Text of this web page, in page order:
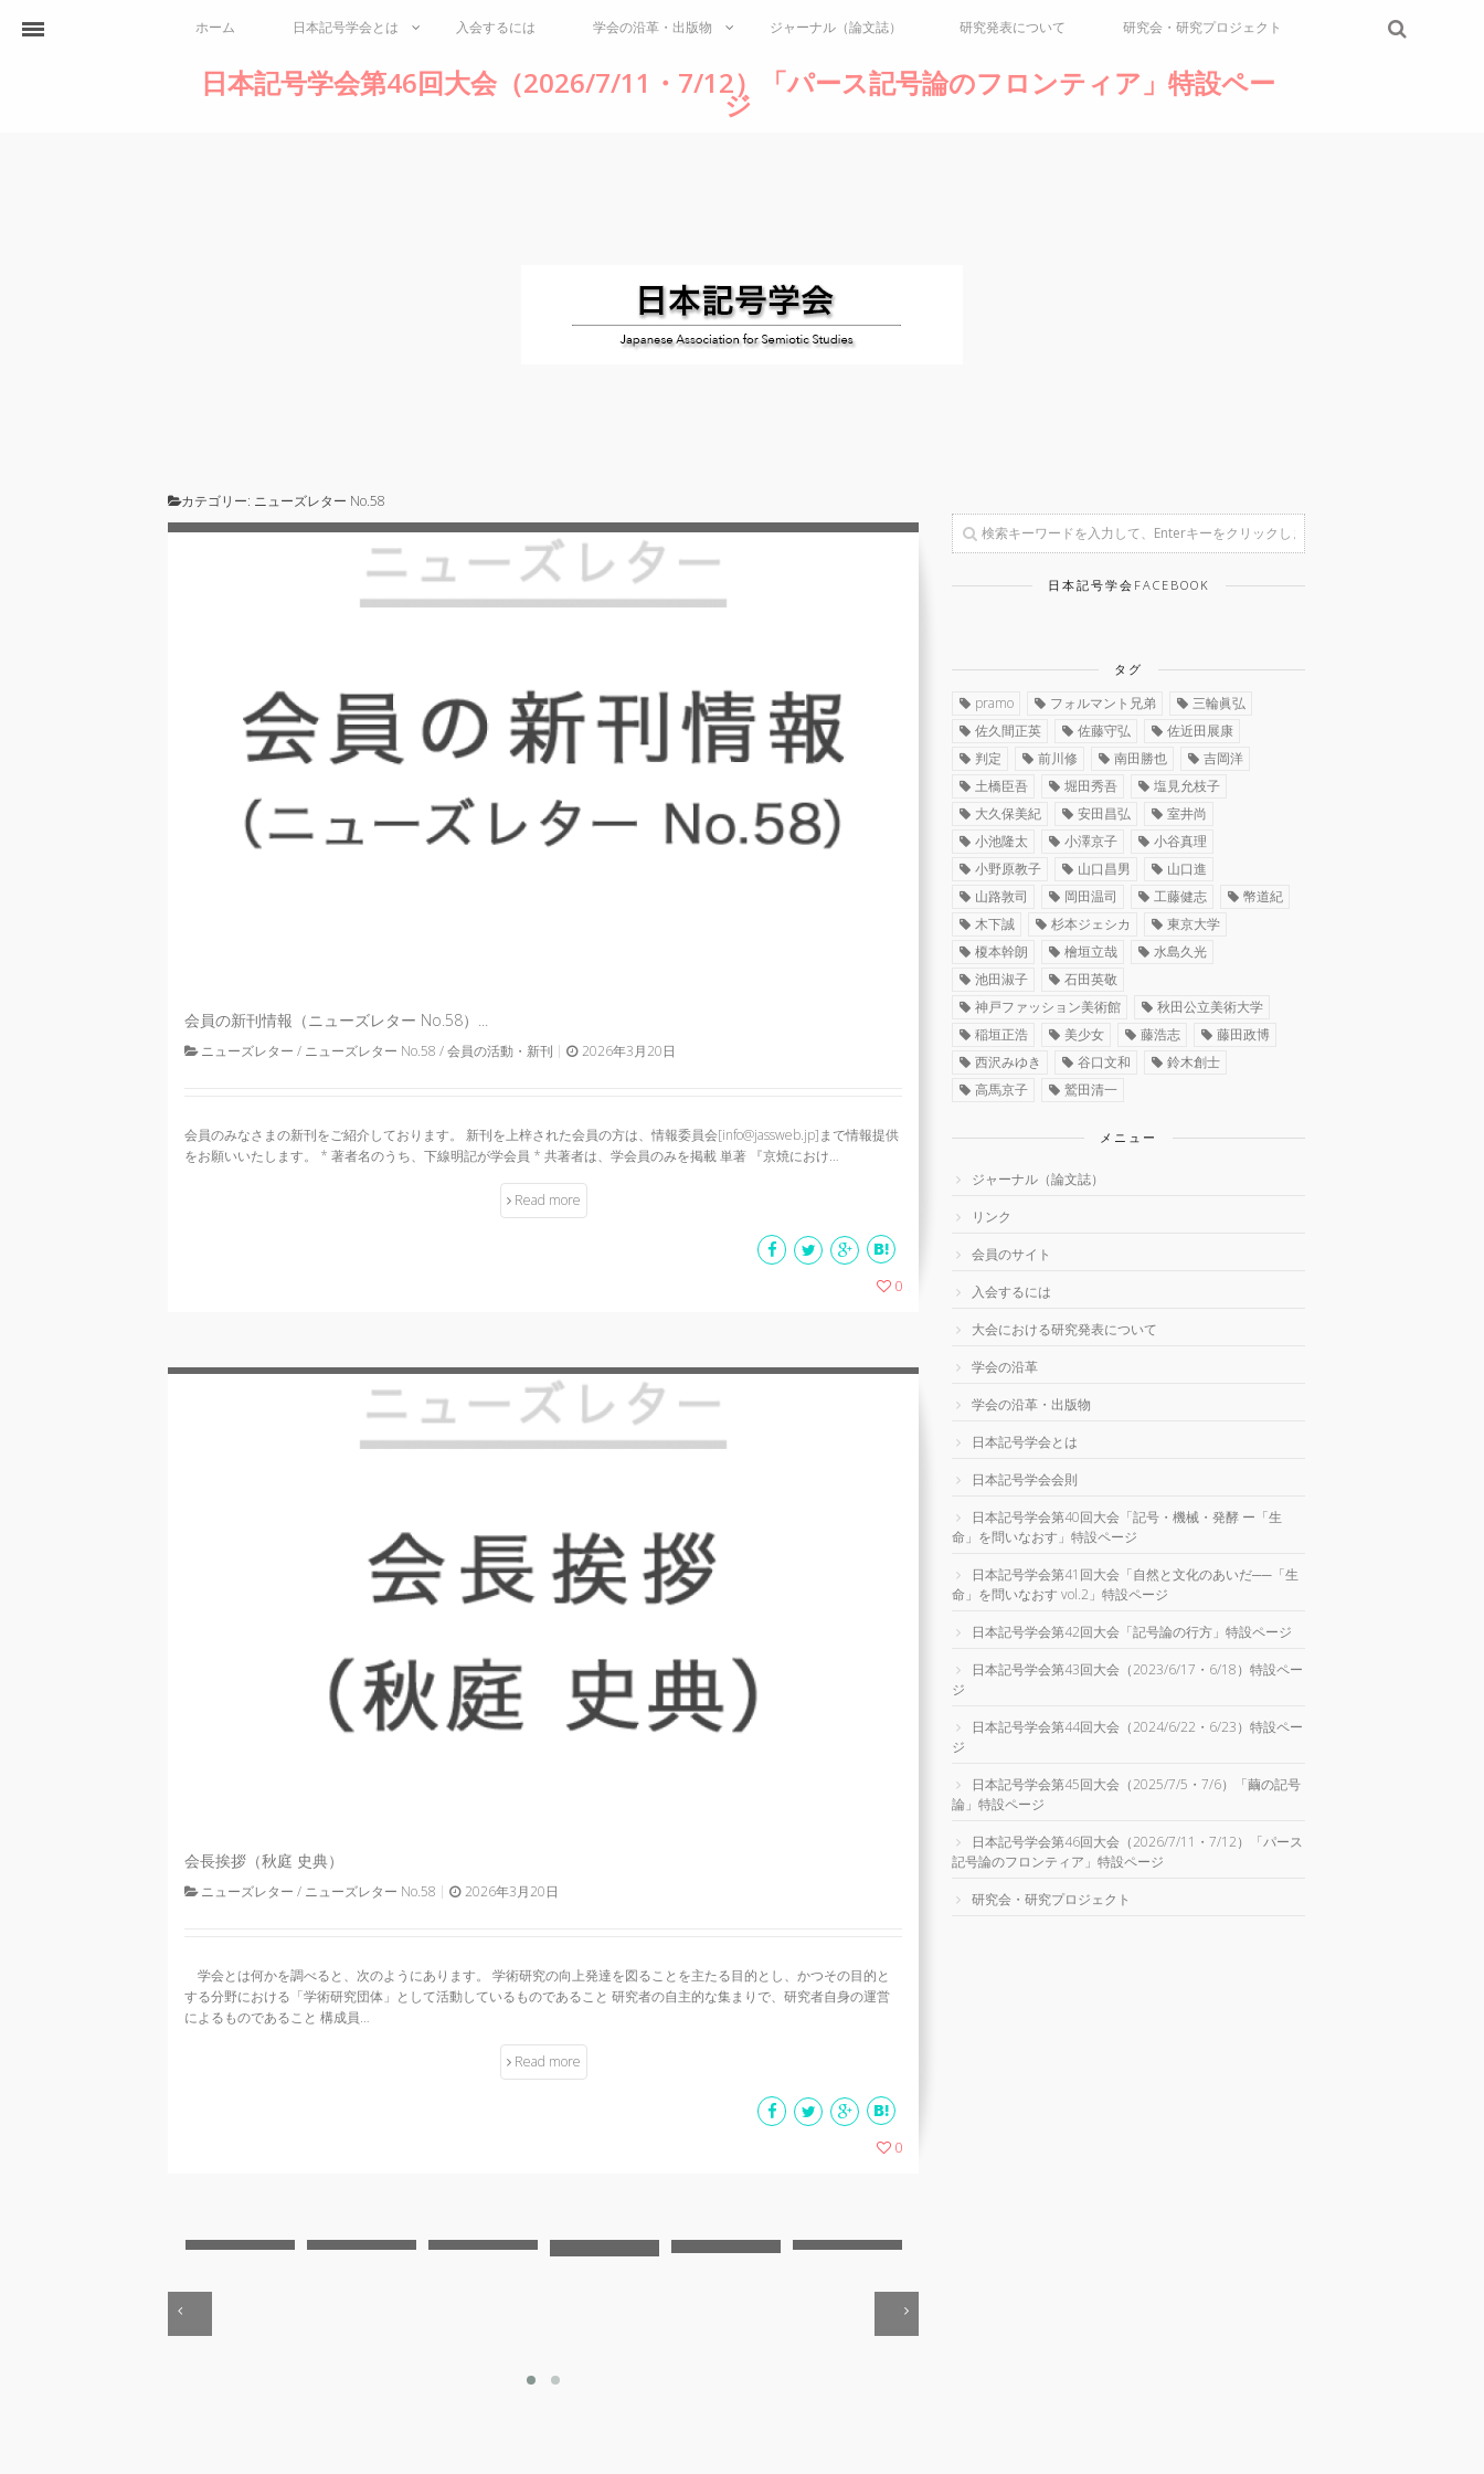
ホーム 日本記号学会とは 入会するには 学会の沿革・出版物 ジャーナル（論文誌） 研究発表について 研究会・研究プロジェクト
日本記号学会第46回大会（2026/7/11・7/12）「パース記号論のフロンティア」特設ペー
ジ
カテゴリー: ニューズレター No.58
20
会員の新刊情報（ニューズレター No.58）...
ニューズレター / ニューズレター No.58 /会員の活動・新刊 2026年3月20日
会員のみなさまの新刊をご紹介しております。 新刊を上梓された会員の方は、情報委員会[info@jassweb.jp]まで情報提供
をお願いいたします。 * 著者名のうち、下線明記が学会員 * 共著者は、学会員のみを掲載 単著 『京焼におけ…
Read more
0
会長挨拶（秋庭 史典）
ニューズレター / ニューズレター No.58 2026年3月20日
学会とは何かを調べると、次のようにあります。 学術研究の向上発達を図ることを主たる目的とし、かつその目的と
する分野における「学術研究団体」として活動しているものであること 研究者の自主的な集まりで、研究者自身の運営
によるものであること 構成員…
Read more
0
日本記号学会FACEBOOK
タグ
pramo フォルマント兄弟
三輪眞弘
佐久間正英
佐藤守弘
佐近田展康
判定
前川修 南田勝也
吉岡洋
土橋臣吾
堀田秀吾
塩見允枝子
大久保美紀
安田昌弘
室井尚
小池隆太
小澤京子
小谷真理
小野原教子
山口昌男
山口進
山路敦司
岡田温司 工藤健志
幣道紀
木下誠
杉本ジェシカ
東京大学
榎本幹朗
檜垣立哉
水島久光
池田淑子
石田英敬
神戸ファッション美術館
秋田公立美術大学
稲垣正浩
美少女 藤浩志
藤田政博
西沢みゆき
谷口文和
鈴木創士
高馬京子
鷲田清一
メニュー
ジャーナル（論文誌）
リンク
会員のサイト
入会するには
大会における研究発表について
学会の沿革
学会の沿革・出版物
日本記号学会とは
日本記号学会会則
日本記号学会第40回大会「記号・機械・発酵 ー「生
命」を問いなおす」特設ページ
日本記号学会第41回大会「自然と文化のあいだ──「生
命」を問いなおす vol.2」特設ページ
日本記号学会第42回大会「記号論の行方」特設ページ
日本記号学会第43回大会（2023/6/17・6/18）特設ペー
ジ
日本記号学会第44回大会（2024/6/22・6/23）特設ペー
ジ
日本記号学会第45回大会（2025/7/5・7/6）「繭の記号
論」特設ページ
日本記号学会第46回大会（2026/7/11・7/12）「パース
記号論のフロンティア」特設ページ
研究会・研究プロジェクト